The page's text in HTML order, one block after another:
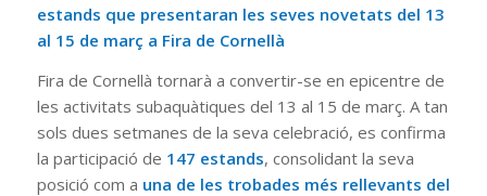
estands que presentaran les seves novetats del 13
al 15 de març a Fira de Cornellà
Fira de Cornellà tornarà a convertir-se en epicentre de
les activitats subaquàtiques del 13 al 15 de març. A tan
sols dues setmanes de la seva celebració, es confirma
la participació de 147 estands, consolidant la seva
posició com a una de les trobades més rellevants del